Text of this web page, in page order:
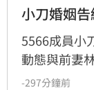
小刀婚姻
5566成員小
動態與前妻
兩人已結束
-297分鐘前